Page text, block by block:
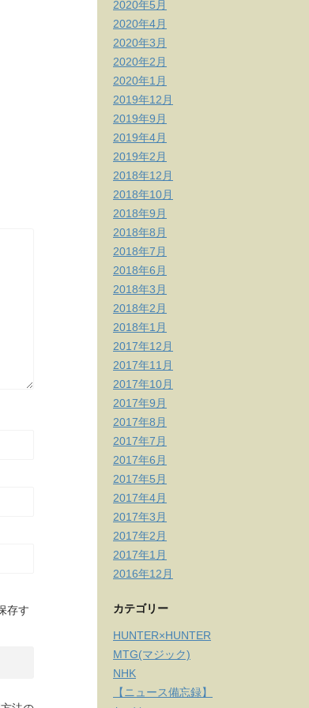
存す
2020年5月
2020年4月
2020年3月
2020年2月
2020年1月
2019年12月
2019年9月
2019年4月
2019年2月
2018年12月
2018年10月
2018年9月
2018年8月
2018年7月
2018年6月
2018年3月
2018年2月
2018年1月
2017年12月
2017年11月
2017年10月
2017年9月
2017年8月
2017年7月
2017年6月
2017年5月
2017年4月
2017年3月
2017年2月
2017年1月
2016年12月
カテゴリー
HUNTER×HUNTER
MTG(マジック)
NHK
【ニュース備忘録】